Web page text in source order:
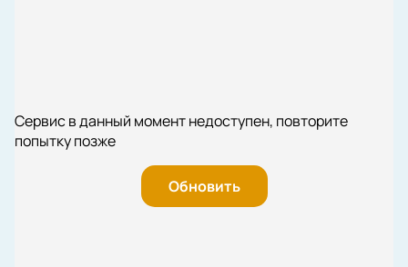
Сервис в данный момент недоступен, повторите
попытку позже
Обновить